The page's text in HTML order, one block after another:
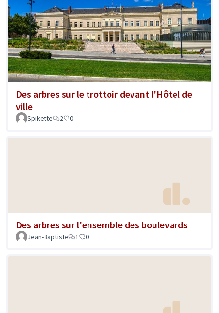
Des arbres sur le trottoir devant l'Hôtel de
ville
Spikette 2 0
Des arbres sur l'ensemble des boulevards
Jean-Baptiste 1 0